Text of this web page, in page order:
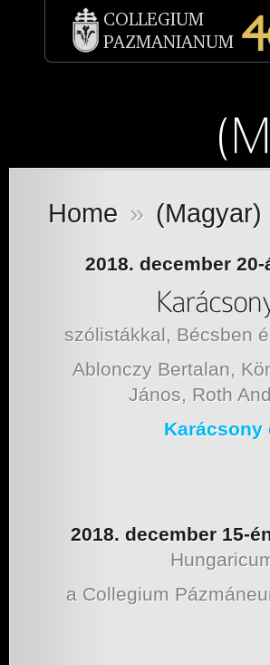
Home » (Magyar)
2018. december
szólistákkal, Bécsben
Ablonczy Bertalan,
János, Roth
Karácsony
2018. december 15-
a Collegium